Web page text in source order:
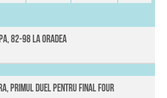
82-98 la Oradea
primul duel pentru Final Four